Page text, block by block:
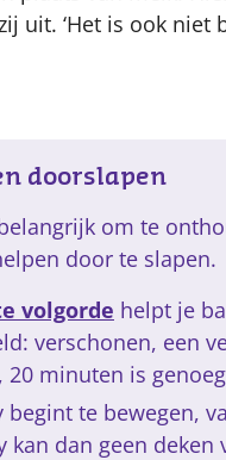
uit. ‘Het is ook niet
doorslapen
om te
door te slapen.
volgorde helpt je
verschonen, een
minuten is
begint te bewegen,
kan dan geen